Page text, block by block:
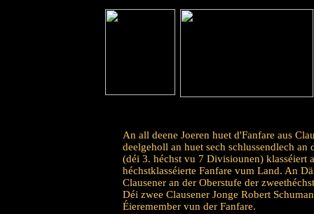
An all deene Joeren huet d'Fanfare aus
deelgeholl an huet sech schlussendlech
(déi 3. héchst vu 7 Divisiounen) klasséiert
héchstklasséierte Fanfare vum Land. An
Clausener an der Oberstufe der
Déi zwee Clausener Jonge Robert
Éieremember vun der Fanfare.